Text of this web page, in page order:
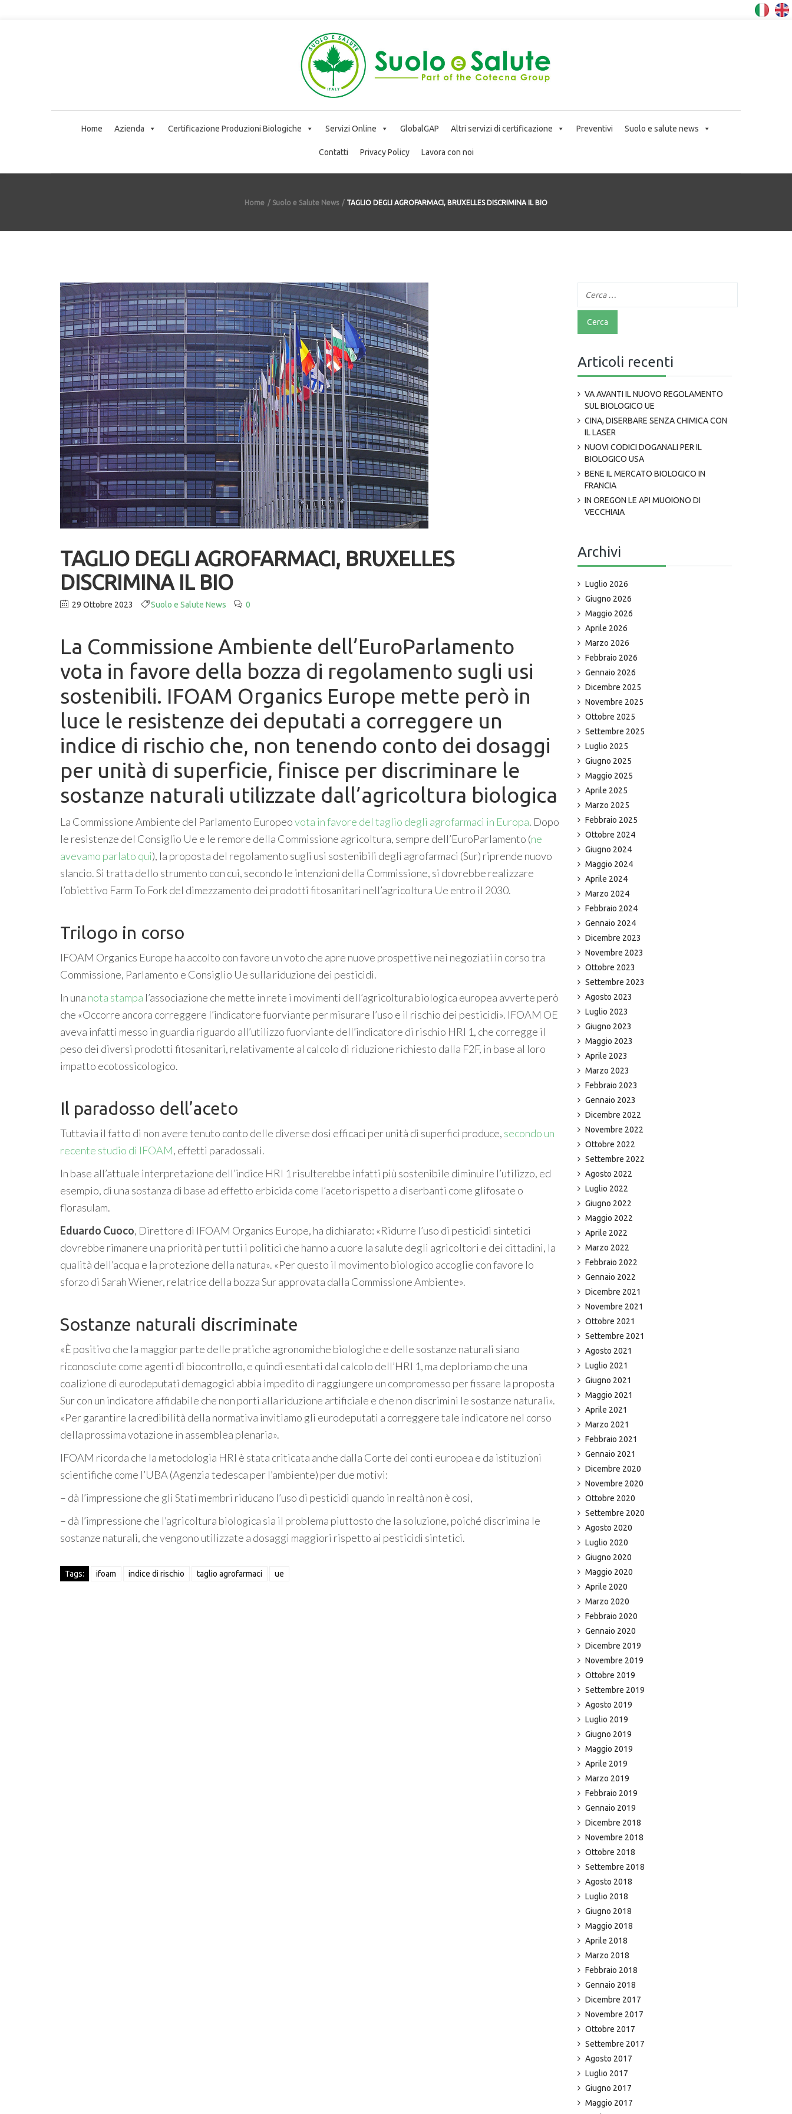
Home Azienda Certificazione Produzioni Biologiche Servizi Online GlobalGAP Altri servizi di certificazione Preventivi Suolo e salute news
Contatti Privacy Policy Lavora con noi
Home Suolo e Salute News TAGLIO DEGLI AGROFARMACI, BRUXELLES DISCRIMINA IL BIO
TAGLIO DEGLI AGROFARMACI, BRUXELLES
DISCRIMINA IL BIO
29 Ottobre 2023 Suolo e Salute News 0
La Commissione Ambiente dell’EuroParlamento
vota in favore della bozza di regolamento sugli usi
sostenibili. IFOAM Organics Europe mette però in
luce le resistenze dei deputati a correggere un
indice di rischio che, non tenendo conto dei dosaggi
per unità di superficie, finisce per discriminare le
sostanze naturali utilizzate dall’agricoltura biologica
La Commissione Ambiente del Parlamento Europeovota in favore del taglio degli agrofarmaci in Europa. Dopo
le resistenze del Consiglio Ue e le remore della Commissione agricoltura, sempre dell’EuroParlamento (ne
avevamo parlato qui), la proposta del regolamento sugli usi sostenibili degli agrofarmaci (Sur) riprende nuovo
slancio. Si tratta dello strumento con cui, secondo le intenzioni della Commissione, si dovrebbe realizzare
l’obiettivo Farm To Fork del dimezzamento dei prodotti fitosanitari nell’agricoltura Ue entro il 2030.
Trilogo in corso
IFOAM Organics Europe ha accolto con favore un voto che apre nuove prospettive nei negoziati in corso tra
Commissione, Parlamento e Consiglio Ue sulla riduzione dei pesticidi.
In una nota stampa l’associazione che mette in rete i movimenti dell’agricoltura biologica europea avverte però
che «Occorre ancora correggere l’indicatore fuorviante per misurare l’uso e il rischio dei pesticidi». IFOAM OE
aveva infatti messo in guardia riguardo all’utilizzo fuorviante dell’indicatore di rischio HRI 1, che corregge il
peso dei diversi prodotti fitosanitari, relativamente al calcolo di riduzione richiesto dalla F2F, in base al loro
impatto ecotossicologico.
Il paradosso dell’aceto
Tuttavia il fatto di non avere tenuto conto delle diverse dosi efficaci per unità di superfici produce, secondo un
recente studio di IFOAM, effetti paradossali.
In base all’attuale interpretazione dell’indice HRI 1 risulterebbe infatti più sostenibile diminuire l’utilizzo, ed
esempio, di una sostanza di base ad effetto erbicida come l’aceto rispetto a diserbanti come glifosate o
florasulam.
Eduardo Cuoco, Direttore di IFOAM Organics Europe, ha dichiarato: «Ridurre l’uso di pesticidi sintetici
dovrebbe rimanere una priorità per tutti i politici che hanno a cuore la salute degli agricoltori e dei cittadini, la
qualità dell’acqua e la protezione della natura». «Per questo il movimento biologico accoglie con favore lo
sforzo di Sarah Wiener, relatrice della bozza Sur approvata dalla Commissione Ambiente».
Sostanze naturali discriminate
«È positivo che la maggior parte delle pratiche agronomiche biologiche e delle sostanze naturali siano
riconosciute come agenti di biocontrollo, e quindi esentati dal calcolo dell’HRI 1, ma deploriamo che una
coalizione di eurodeputati demagogici abbia impedito di raggiungere un compromesso per fissare la proposta
Sur con un indicatore affidabile che non porti alla riduzione artificiale e che non discrimini le sostanze naturali».
«Per garantire la credibilità della normativa invitiamo gli eurodeputati a correggere tale indicatore nel corso
della prossima votazione in assemblea plenaria».
IFOAM ricorda che la metodologia HRI è stata criticata anche dalla Corte dei conti europea e da istituzioni
scientifiche come l’UBA (Agenzia tedesca per l’ambiente) per due motivi:
– dà l’impressione che gli Stati membri riducano l’uso di pesticidi quando in realtà non è così,
– dà l’impressione che l’agricoltura biologica sia il problema piuttosto che la soluzione, poiché discrimina le
sostanze naturali, che vengono utilizzate a dosaggi maggiori rispetto ai pesticidi sintetici.
Tags: ifoam indice di rischio taglio agrofarmaci ue
Articoli recenti
VA AVANTI IL NUOVO REGOLAMENTO
SUL BIOLOGICO UE
CINA, DISERBARE SENZA CHIMICA CON
IL LASER
NUOVI CODICI DOGANALI PER IL
BIOLOGICO USA
BENE IL MERCATO BIOLOGICO IN
FRANCIA
IN OREGON LE API MUOIONO DI
VECCHIAIA
Archivi
Luglio 2026
Giugno 2026
Maggio 2026
Aprile 2026
Marzo 2026
Febbraio 2026
Gennaio 2026
Dicembre 2025
Novembre 2025
Ottobre 2025
Settembre 2025
Luglio 2025
Giugno 2025
Maggio 2025
Aprile 2025
Marzo 2025
Febbraio 2025
Ottobre 2024
Giugno 2024
Maggio 2024
Aprile 2024
Marzo 2024
Febbraio 2024
Gennaio 2024
Dicembre 2023
Novembre 2023
Ottobre 2023
Settembre 2023
Agosto 2023
Luglio 2023
Giugno 2023
Maggio 2023
Aprile 2023
Marzo 2023
Febbraio 2023
Gennaio 2023
Dicembre 2022
Novembre 2022
Ottobre 2022
Settembre 2022
Agosto 2022
Luglio 2022
Giugno 2022
Maggio 2022
Aprile 2022
Marzo 2022
Febbraio 2022
Gennaio 2022
Dicembre 2021
Novembre 2021
Ottobre 2021
Settembre 2021
Agosto 2021
Luglio 2021
Giugno 2021
Maggio 2021
Aprile 2021
Marzo 2021
Febbraio 2021
Gennaio 2021
Dicembre 2020
Novembre 2020
Ottobre 2020
Settembre 2020
Agosto 2020
Luglio 2020
Giugno 2020
Maggio 2020
Aprile 2020
Marzo 2020
Febbraio 2020
Gennaio 2020
Dicembre 2019
Novembre 2019
Ottobre 2019
Settembre 2019
Agosto 2019
Luglio 2019
Giugno 2019
Maggio 2019
Aprile 2019
Marzo 2019
Febbraio 2019
Gennaio 2019
Dicembre 2018
Novembre 2018
Ottobre 2018
Settembre 2018
Agosto 2018
Luglio 2018
Giugno 2018
Maggio 2018
Aprile 2018
Marzo 2018
Febbraio 2018
Gennaio 2018
Dicembre 2017
Novembre 2017
Ottobre 2017
Settembre 2017
Agosto 2017
Luglio 2017
Giugno 2017
Maggio 2017